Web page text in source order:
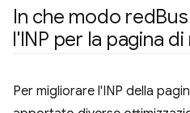
In che modo red
l'INP per la pagina
Per migliorare l'INP della